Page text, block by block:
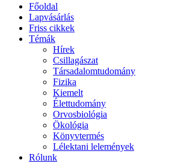
Főoldal
Lapvásárlás
Friss cikkek
Témák
Hírek
Csillagászat
Társadalomtudomány
Fizika
Kiemelt
Élettudomány
Orvosbiológia
Ökológia
Könyvtermés
Lélektani lelemények
Rólunk